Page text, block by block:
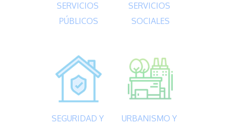
SERVICIOS
PÚBLICOS
SERVICIOS
SOCIALES
SEGURIDAD Y
URBANISMO Y